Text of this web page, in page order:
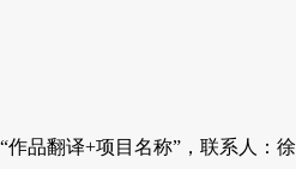
翻译+项目名称”，联系人：徐